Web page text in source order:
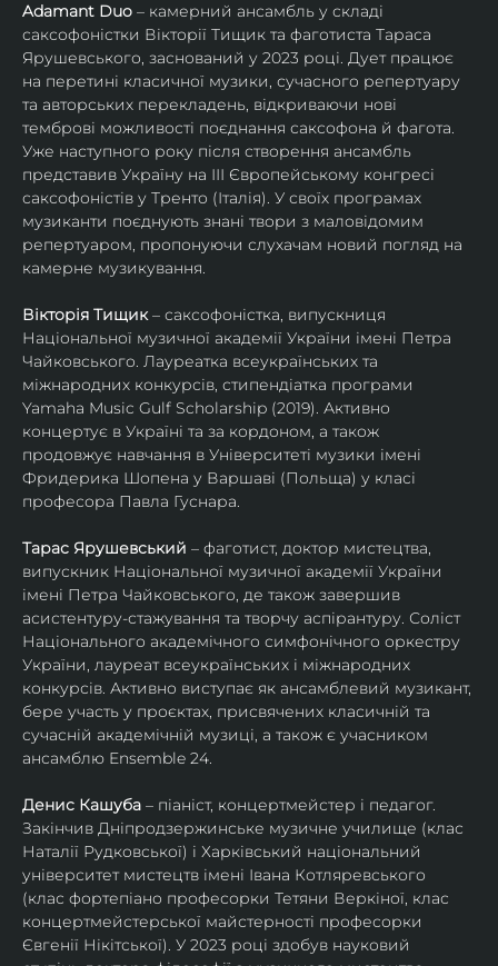
Adamant Duo – камерний ансамбль у складі
саксофоністки Вікторії Тищик та фаготиста Тараса
Ярушевського, заснований у 2023 році. Дует працює
на перетині класичної музики, сучасного репертуару
та авторських перекладень, відкриваючи нові
темброві можливості поєднання саксофона й фагота.
Уже наступного року після створення ансамбль
представив Україну на ІІІ Європейському конгресі
саксофоністів у Тренто (Італія). У своїх програмах
музиканти поєднують знані твори з маловідомим
репертуаром, пропонуючи слухачам новий погляд на
камерне музикування.
Вікторія Тищик – саксофоністка, випускниця
Національної музичної академії України імені Петра
Чайковського. Лауреатка всеукраїнських та
міжнародних конкурсів, стипендіатка програми
Yamaha Music Gulf Scholarship (2019). Активно
концертує в Україні та за кордоном, а також
продовжує навчання в Університеті музики імені
Фридерика Шопена у Варшаві (Польща) у класі
професора Павла Гуснара.
Тарас Ярушевський – фаготист, доктор мистецтва,
випускник Національної музичної академії України
імені Петра Чайковського, де також завершив
асистентуру-стажування та творчу аспірантуру. Соліст
Національного академічного симфонічного оркестру
України, лауреат всеукраїнських і міжнародних
конкурсів. Активно виступає як ансамблевий музикант,
бере участь у проєктах, присвячених класичній та
сучасній академічній музиці, а також є учасником
ансамблю Ensemble 24.
Денис Кашуба – піаніст, концертмейстер і педагог.
Закінчив Дніпродзержинське музичне училище (клас
Наталії Рудковської) і Харківський національний
університет мистецтв імені Івана Котляревського
(клас фортепіано професорки Тетяни Веркіної, клас
концертмейстерської майстерності професорки
Євгенії Нікітської). У 2023 році здобув науковий